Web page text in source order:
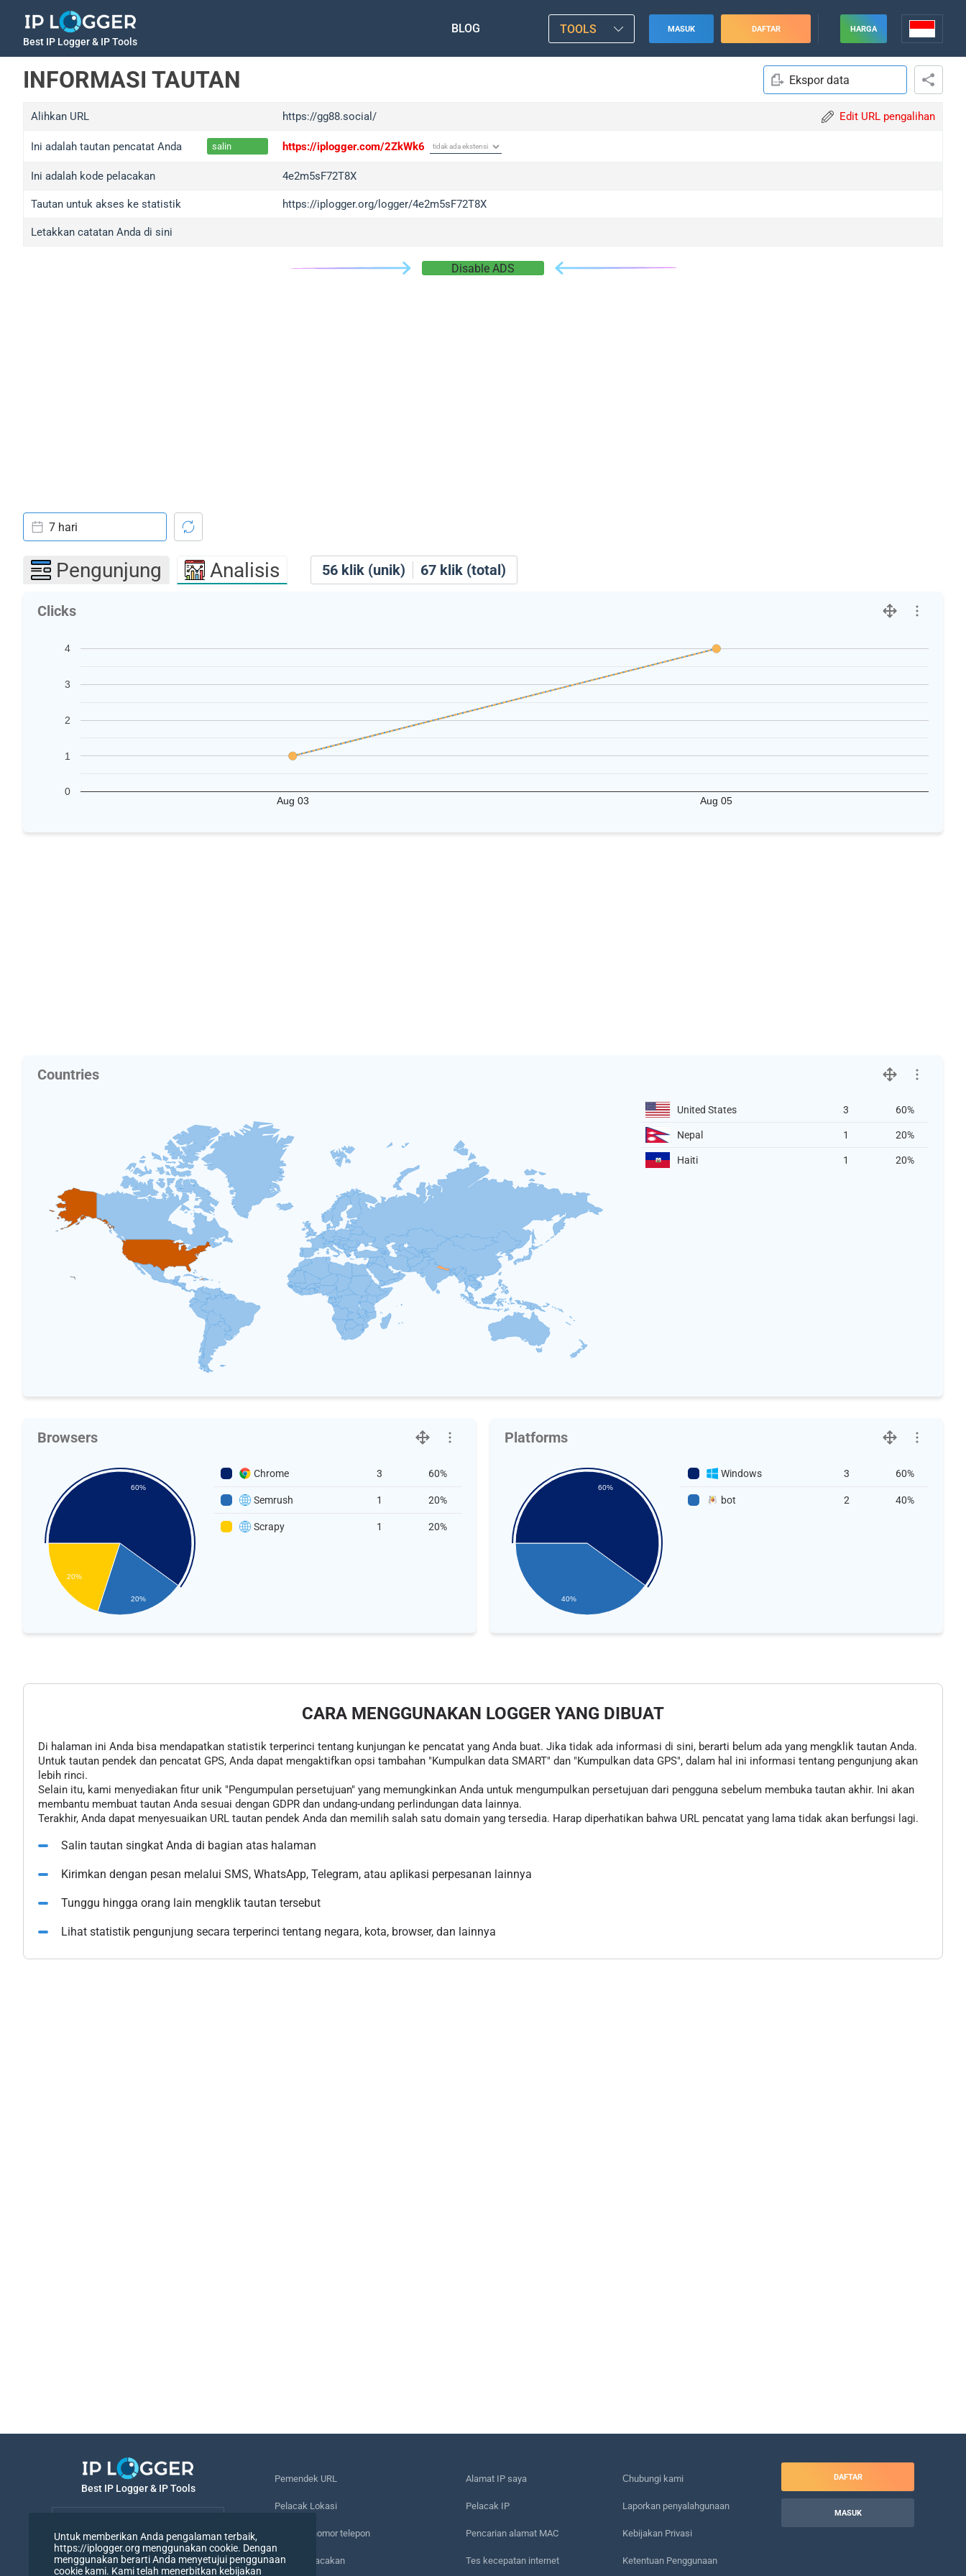
Best IP Logger & IP Tools
BLOG TOOLS MASUK DAFTAR HARGA
INFORMASI TAUTAN Ekspor data
Alihkan URL https://gg88.social/ Edit URL pengalihan
Ini adalah tautan pencatat Anda salin https://iplogger.com/2ZkWk6
Ini adalah kode pelacakan 4e2m5sF72T8X
Tautan untuk akses ke statistik https://iplogger.org/logger/4e2m5sF72T8X
Letakkan catatan Anda di sini
Disable ADS
56 klik (unik) 67 klik (total)
7 hari
Pengunjung Analisis
Clicks
Aug 03 Aug 05
0
1
2
3
4
Countries
United States 3 60%
Nepal 1 20%
Haiti 1 20%
Browsers
20%
20%
60%
Chrome 3 60%
Semrush 1 20%
Scrapy 1 20%
Platforms
40%
60%
Windows 3 60%
bot 2 40%
CARA MENGGUNAKAN LOGGER YANG DIBUAT
Di halaman ini Anda bisa mendapatkan statistik terperinci tentang kunjungan ke pencatat yang Anda buat. Jika tidak ada informasi di sini, berarti belum ada yang mengklik tautan Anda.
Untuk tautan pendek dan pencatat GPS, Anda dapat mengaktifkan opsi tambahan "Kumpulkan data SMART" dan "Kumpulkan data GPS", dalam hal ini informasi tentang pengunjung akan
lebih rinci.
Selain itu, kami menyediakan fitur unik "Pengumpulan persetujuan" yang memungkinkan Anda untuk mengumpulkan persetujuan dari pengguna sebelum membuka tautan akhir. Ini akan
membantu membuat tautan Anda sesuai dengan GDPR dan undang-undang perlindungan data lainnya.
Terakhir, Anda dapat menyesuaikan URL tautan pendek Anda dan memilih salah satu domain yang tersedia. Harap diperhatikan bahwa URL pencatat yang lama tidak akan berfungsi lagi.
Salin tautan singkat Anda di bagian atas halaman
Kirimkan dengan pesan melalui SMS, WhatsApp, Telegram, atau aplikasi perpesanan lainnya
Tunggu hingga orang lain mengklik tautan tersebut
Lihat statistik pengunjung secara terperinci tentang negara, kota, browser, dan lainnya
Best IP Logger & IP Tools
Bahasa
Pemendek URL
Pelacak Lokasi
Melacak nomor telepon
Piksel Pelacakan
Alamat IP saya
Pelacak IP
Pencarian alamat MAC
Tes kecepatan internet
Сhubungi kami
Laporkan penyalahgunaan
Kebijakan Privasi
Ketentuan Penggunaan
DAFTAR
MASUK
Untuk memberikan Anda pengalaman terbaik,
https://iplogger.org menggunakan cookie. Dengan
menggunakan berarti Anda menyetujui penggunaan
cookie kami. Kami telah menerbitkan kebijakan